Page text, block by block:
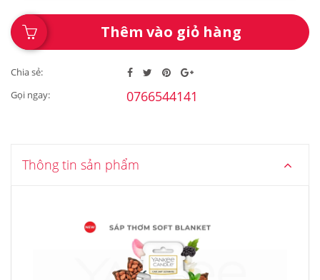
Thêm vào giỏ hàng
Chia sẻ:
Gọi ngay:
0766544141
Thông tin sản phẩm